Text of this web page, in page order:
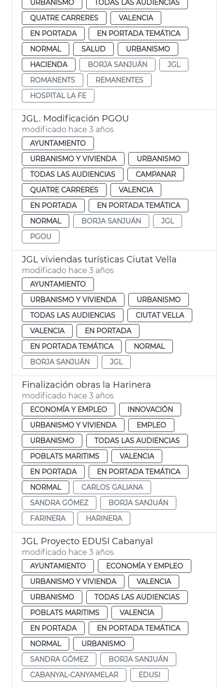
URBANISMO
TODAS LAS AUDIENCIAS
QUATRE CARRERES
VALENCIA
EN PORTADA
EN PORTADA TEMÁTICA
NORMAL
SALUD
URBANISMO
HACIENDA
BORJA SANJUÁN
JGL
ROMANENTS
REMANENTES
HOSPITAL LA FE
JGL. Modificación PGOU
modificado hace 3 años
AYUNTAMIENTO
URBANISMO Y VIVIENDA
URBANISMO
TODAS LAS AUDIENCIAS
CAMPANAR
QUATRE CARRERES
VALENCIA
EN PORTADA
EN PORTADA TEMÁTICA
NORMAL
BORJA SANJUÁN
JGL
PGOU
JGL viviendas turísticas Ciutat Vella
modificado hace 3 años
AYUNTAMIENTO
URBANISMO Y VIVIENDA
URBANISMO
TODAS LAS AUDIENCIAS
CIUTAT VELLA
VALENCIA
EN PORTADA
EN PORTADA TEMÁTICA
NORMAL
BORJA SANJUÁN
JGL
Finalización obras la Harinera
modificado hace 3 años
ECONOMÍA Y EMPLEO
INNOVACIÓN
URBANISMO Y VIVIENDA
EMPLEO
URBANISMO
TODAS LAS AUDIENCIAS
POBLATS MARITIMS
VALENCIA
EN PORTADA
EN PORTADA TEMÁTICA
NORMAL
CARLOS GALIANA
SANDRA GÓMEZ
BORJA SANJUÁN
FARINERA
HARINERA
JGL Proyecto EDUSI Cabanyal
modificado hace 3 años
AYUNTAMIENTO
ECONOMÍA Y EMPLEO
URBANISMO Y VIVIENDA
VALENCIA
URBANISMO
TODAS LAS AUDIENCIAS
POBLATS MARITIMS
VALENCIA
EN PORTADA
EN PORTADA TEMÁTICA
NORMAL
URBANISMO
SANDRA GÓMEZ
BORJA SANJUÁN
CABANYAL-CANYAMELAR
EDUSI